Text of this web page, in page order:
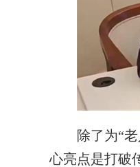
除了为“老
心亮点是打破